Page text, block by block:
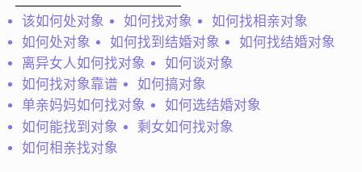
HUANG
安徽宣城
48岁 | 离异 | 170cm | 3000元以下
寻找异性：
28-34岁 | 150-160cm | 离异
私聊TA
该如何处对象 如何找对象
如何找相亲对象
如何处对象
如何找到结婚对象
如何找结婚对象
离异女人如何找对象
如何谈对象
如何找对象靠谱
如何搞对象
单亲妈妈如何找对象
如何选结婚对象
如何能找到对象
剩女如何找对象
如何相亲找对象